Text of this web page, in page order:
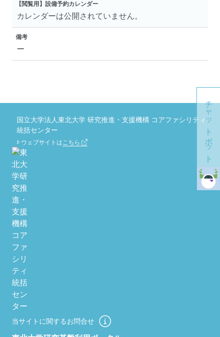
【閲覧用】設備予約カレンダー
カレンダーは公開されていません。
備考
ー
チャットボット
当サイトに関するお問合せ
国立大学法人東北大学 研究推進・支援機構 コアファシリティ
統括センター
ウェブサイトはこちら